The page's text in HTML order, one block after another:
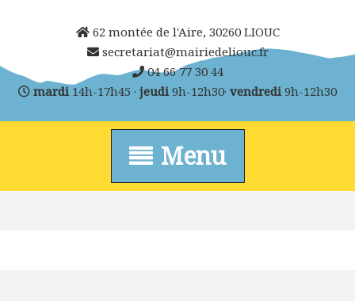
62 montée de l'Aire, 30260 LIOUC
secretariat@mairiedeliouc.fr
04 66 77 30 44
mardi14h-17h45 · jeudi9h-12h30· vendredi9h-12h30